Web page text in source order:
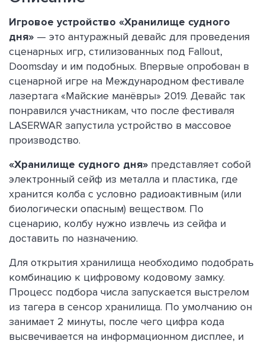
Игровое устройство «Хранилище судного
дня» — это антуражный девайс для проведения
сценарных игр, стилизованных под Fallout,
Doomsday и им подобных. Впервые опробован в
сценарной игре на Международном фестивале
лазертага «Майские манёвры» 2019. Девайс так
понравился участникам, что после фестиваля
LASERWAR запустила устройство в массовое
производство.
«Хранилище судного дня» представляет собой
электронный сейф из металла и пластика, где
хранится колба с условно радиоактивным (или
биологически опасным) веществом. По
сценарию, колбу нужно извлечь из сейфа и
доставить по назначению.
Для открытия хранилища необходимо подобрать
комбинацию к цифровому кодовому замку.
Процесс подбора числа запускается выстрелом
из тагера в сенсор хранилища. По умолчанию он
занимает 2 минуты, после чего цифра кода
высвечивается на информационном дисплее, и